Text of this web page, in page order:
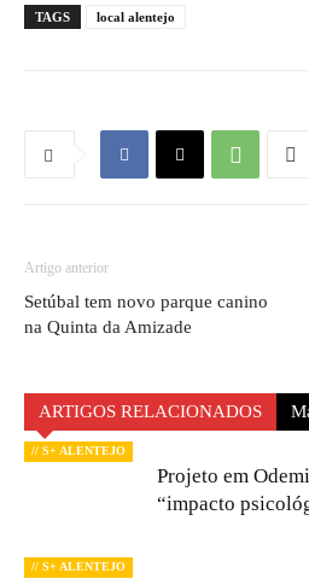
TAGS local alentejo
Artigo anterior
Setúbal tem novo parque canino
na Quinta da Amizade
ARTIGOS RELACIONADOS
// S+ ALENTEJO
Projeto em
“impacto
// S+ ALENTEJO